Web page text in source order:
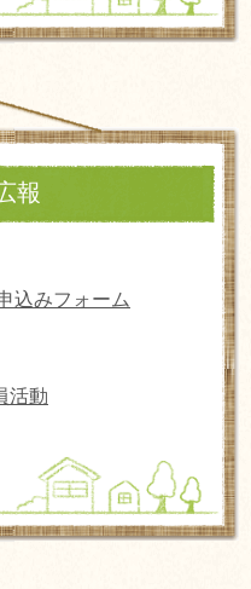
報
込みフォーム
活動